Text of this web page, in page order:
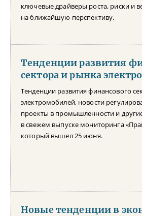
ключевые драйверы роста, риски и
на ближайшую перспективу.
Тенденции развития
сектора и рынка
Тенденции развития финансового
электромобилей, новости
проекты в промышленности и
в свежем выпуске мониторинга
который вышел 25 июня.
Новые тенденции в